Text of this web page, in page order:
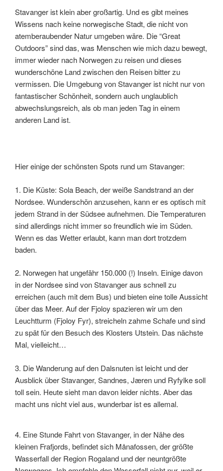
Stavanger ist klein aber großartig. Und es gibt meines
Wissens nach keine norwegische Stadt, die nicht von
atemberaubender Natur umgeben wäre. Die “Great
Outdoors” sind das, was Menschen wie mich dazu bewegt,
immer wieder nach Norwegen zu reisen und dieses
wunderschöne Land zwischen den Reisen bitter zu
vermissen. Die Umgebung von Stavanger ist nicht nur von
fantastischer Schönheit, sondern auch unglaublich
abwechslungsreich, als ob man jeden Tag in einem
anderen Land ist.
Hier einige der schönsten Spots rund um Stavanger:
1. Die Küste: Sola Beach, der weiße Sandstrand an der
Nordsee. Wunderschön anzusehen, kann er es optisch mit
jedem Strand in der Südsee aufnehmen. Die Temperaturen
sind allerdings nicht immer so freundlich wie im Süden.
Wenn es das Wetter erlaubt, kann man dort trotzdem
baden.
2. Norwegen hat ungefähr 150.000 (!) Inseln. Einige davon
in der Nordsee sind von Stavanger aus schnell zu
erreichen (auch mit dem Bus) und bieten eine tolle Aussicht
über das Meer. Auf der Fjoloy spazieren wir um den
Leuchtturm (Fjoloy Fyr), streicheln zahme Schafe und sind
zu spät für den Besuch des Klosters Utstein. Das nächste
Mal, vielleicht…
3. Die Wanderung auf den Dalsnuten ist leicht und der
Ausblick über Stavanger, Sandnes, Jæren und Ryfylke soll
toll sein. Heute sieht man davon leider nichts. Aber das
macht uns nicht viel aus, wunderbar ist es allemal.
4. Eine Stunde Fahrt von Stavanger, in der Nähe des
kleinen Frafjords, befindet sich Månafossen, der größte
Wasserfall der Region Rogaland und der neuntgrößte